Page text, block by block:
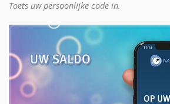
Toets uw persoonlijke code in.